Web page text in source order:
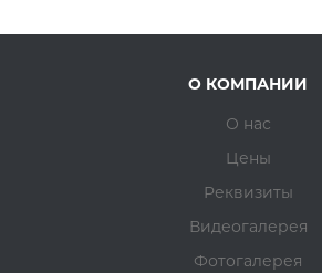
О КОМПАНИИ
О нас
Цены
Реквизиты
Видеогалерея
Фотогалерея